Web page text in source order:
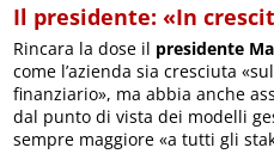
Il presidente: «In
Rincara la dose il presidente
come l’azienda sia cresciuta
finanziario», ma abbia anche
dal punto di vista dei modelli
sempre maggiore «a tutti gli